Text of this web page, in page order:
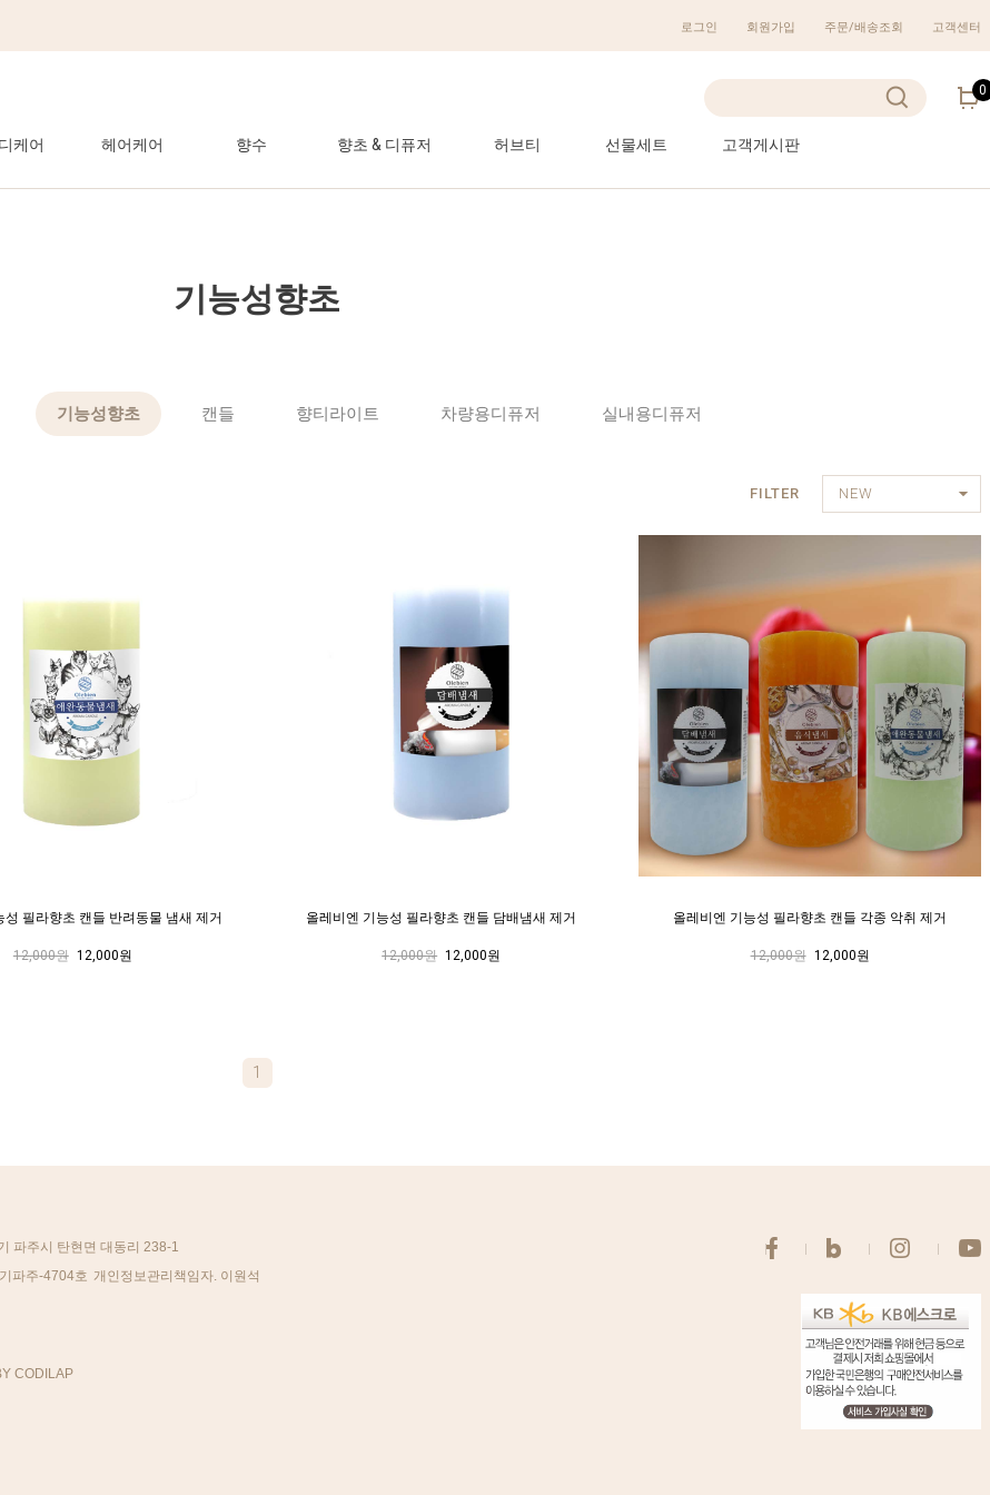
로그인 회원가입 주문/배송조회 고객센터
케어 헤어케어 향수 향초 & 디퓨저 허브티 선물세트 고객게시판
0
기능성향초
기능성향초 캔들 향티라이트 차량용디퓨저 실내용디퓨저
FILTER
성 필라향초 캔들 반려동물 냄새 제거
12,000원 12,000원
올레비엔 기능성 필라향초 캔들 담배냄새 제거
12,000원 12,000원
올레비엔 기능성 필라향초 캔들 각종 악취 제거
12,000원 12,000원
1
파주시 탄현면 대동리 238-1
파주-4704호 개인정보관리책임자. 이원석
CODILAP